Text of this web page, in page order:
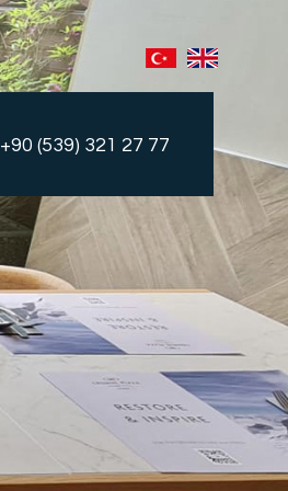
+90 (539) 321 27 77